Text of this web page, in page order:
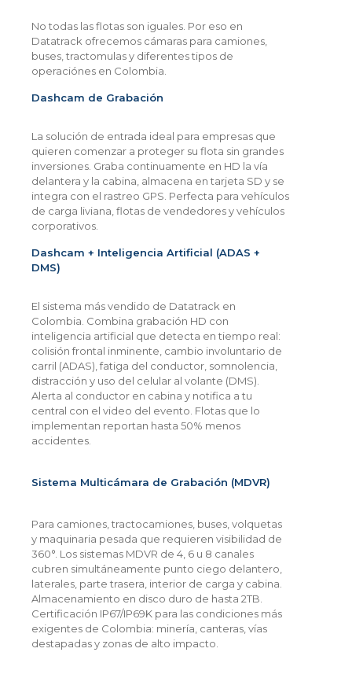
No todas las flotas son iguales. Por eso en
Datatrack ofrecemos cámaras para camiones,
buses, tractomulas y diferentes tipos de
operaciónes en Colombia.
Dashcam de Grabación
La solución de entrada ideal para empresas que
quieren comenzar a proteger su flota sin grandes
inversiones. Graba continuamente en HD la vía
delantera y la cabina, almacena en tarjeta SD y se
integra con el rastreo GPS. Perfecta para vehículos
de carga liviana, flotas de vendedores y vehículos
corporativos.
Dashcam + Inteligencia Artificial (ADAS +
DMS)
El sistema más vendido de Datatrack en
Colombia. Combina grabación HD con
inteligencia artificial que detecta en tiempo real:
colisión frontal inminente, cambio involuntario de
carril (ADAS), fatiga del conductor, somnolencia,
distracción y uso del celular al volante (DMS).
Alerta al conductor en cabina y notifica a tu
central con el video del evento. Flotas que lo
implementan reportan hasta 50% menos
accidentes.
Sistema Multicámara de Grabación (MDVR)
Para camiones, tractocamiones, buses, volquetas
y maquinaria pesada que requieren visibilidad de
360°. Los sistemas MDVR de 4, 6 u 8 canales
cubren simultáneamente punto ciego delantero,
laterales, parte trasera, interior de carga y cabina.
Almacenamiento en disco duro de hasta 2TB.
Certificación IP67/IP69K para las condiciones más
exigentes de Colombia: minería, canteras, vías
destapadas y zonas de alto impacto.